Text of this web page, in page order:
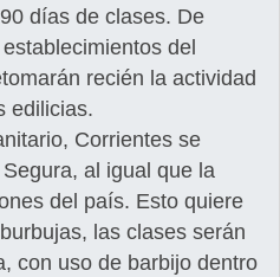
días de clases. De
del
recién la actividad
edilicias.
Corrientes se
al igual que la
del país. Esto quiere
las clases serán
con uso de barbijo dentro